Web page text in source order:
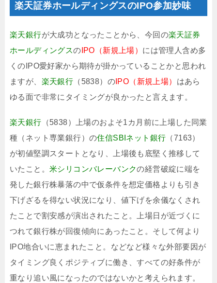
楽天証券ホールディングスのIPO参加妙味
楽天銀行が大成功となったことから、今回の楽天証券
ホールディングスの IPO（新規上場） には管理人含め多
くのIPO愛好家から期待が掛かっていることかと思われ
ますが、 楽天銀行 （5838）の IPO（新規上場） はあら
ゆる面で非常にタイミングが良かったと言えます。
楽天銀行 （5838）上場のおよそ1カ月前に上場した同業
種（ネット専業銀行）の住信SBIネット銀行 （7163）
が初値堅調スタートとなり、上場後も底堅く推移して
いたこと。 米シリコンバレーバンクの経営破綻に端を
発した銀行株暴落の中で仮条件を想定価格よりも引き
下げざるを得ない状況になり、値下げを余儀なくされ
たことで割安感が演出されたこと。上場日が近づくに
つれて銀行株が回復傾向にあったこと。そして何より
IPO地合いに恵まれたこと。などなど様々な外部要因が
タイミング良くポジティブに働き、すべての好条件が
重なり追い風になったのではないかと考えられます。